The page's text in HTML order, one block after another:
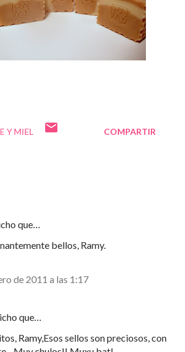
Y MIEL COMPARTIR
que…
bellos, Ramy.
de 2011 a las 1:17
que…
Ramy,Esos sellos son preciosos, con